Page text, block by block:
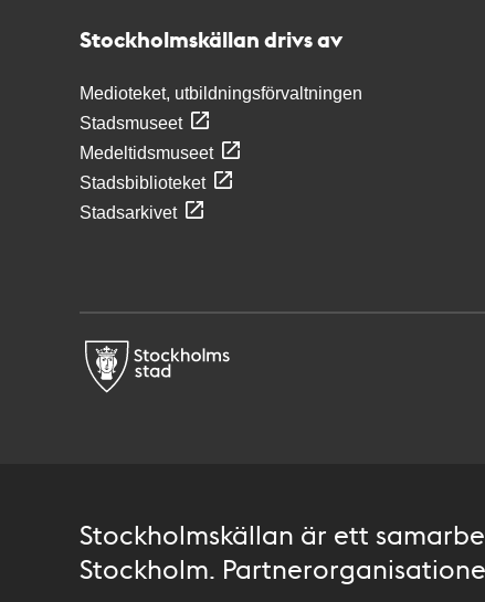
Stockholmskällan drivs av
Medioteket, utbildningsförvaltningen
Stadsmuseet
Medeltidsmuseet
Stadsbiblioteket
Stadsarkivet
Stockholmskällan är ett
Stockholm.